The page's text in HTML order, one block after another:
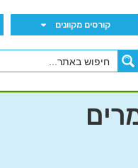
קורסים מקוונים